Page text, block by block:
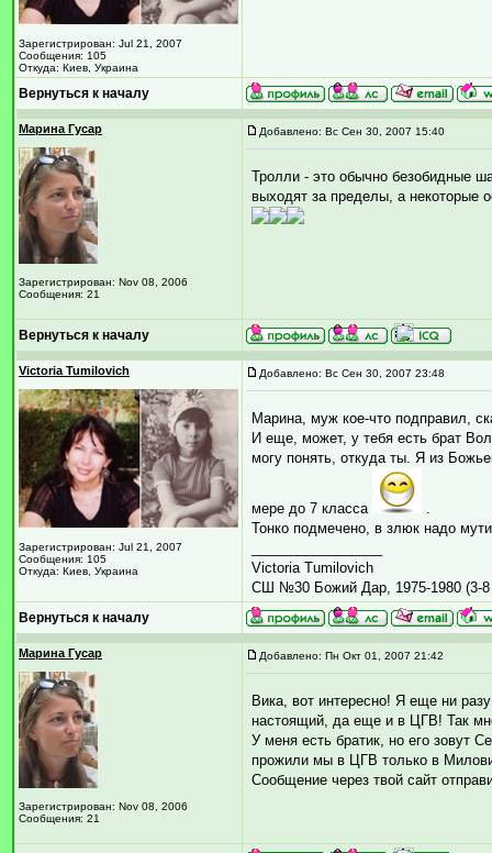
Зарегистрирован: Jul 21, 2007
Сообщения: 105
Откуда: Киев, Украина
Вернуться к началу
Марина Гусар
Зарегистрирован: Nov 08, 2006
Сообщения: 21
Добавлено: Вс Сен 30, 2007 15:40
Тролли - это обычно безобидные
выходят за пределы, а некоторые
Вернуться к началу
Victoria Tumilovich
Зарегистрирован: Jul 21, 2007
Сообщения: 105
Откуда: Киев, Украина
Добавлено: Вс Сен 30, 2007 23:48
Марина, муж кое-что подправил,
И еще, может, у тебя есть брат
могу понять, откуда ты. Я из
мере до 7 класса
.
Тонко подмечено, в злюк надо
Victoria Tumilovich
СШ №30 Божий Дар, 1975-1980 (3-8
Вернуться к началу
Марина Гусар
Зарегистрирован: Nov 08, 2006
Сообщения: 21
Добавлено: Пн Окт 01, 2007 21:42
Вика, вот интересно! Я еще ни
настоящий, да еще и в ЦГВ! Так
У меня есть братик, но его зовут
прожили мы в ЦГВ только в
Сообщение через твой сайт